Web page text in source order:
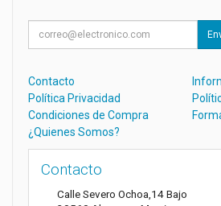
Contacto
Política Privacidad
Condiciones de Compra
¿Quienes Somos?
Contacto
Calle Severo Ochoa,14 Bajo